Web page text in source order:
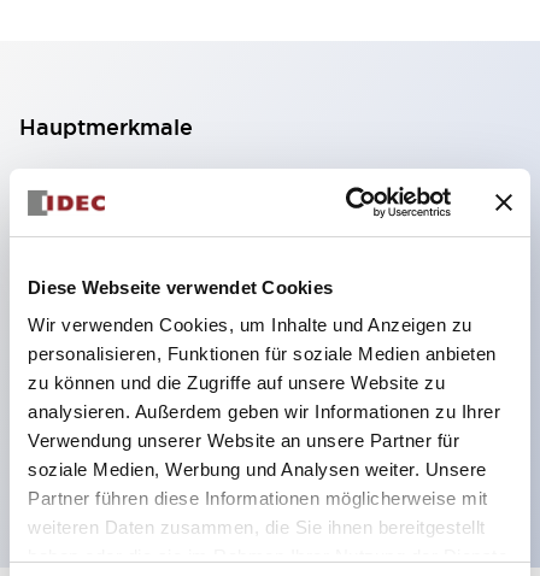
Diese Webseite verwendet Cookies
Wir verwenden Cookies, um Inhalte und Anzeigen zu
personalisieren, Funktionen für soziale Medien anbieten
zu können und die Zugriffe auf unsere Website zu
analysieren. Außerdem geben wir Informationen zu Ihrer
Verwendung unserer Website an unsere Partner für
soziale Medien, Werbung und Analysen weiter. Unsere
Partner führen diese Informationen möglicherweise mit
weiteren Daten zusammen, die Sie ihnen bereitgestellt
Hauptmerkmale
2-Kontakt-Block mit 2 Stufen, ermöglicht eine 4-
Kontakt-Konfiguration (Gewährleistung der
Paneltiefe 39,9 mm (※ 11-stufiger Kontaktblock),
59,9 mm (※ 22-stufiger Kontaktblock).
Platzsparendes Design möglich.
Sicherheitsstruktur der 3. Generation: 2-Aktions-
Freisetzung, integrierter Schutz, IP20-
Fingerschutzstruktur